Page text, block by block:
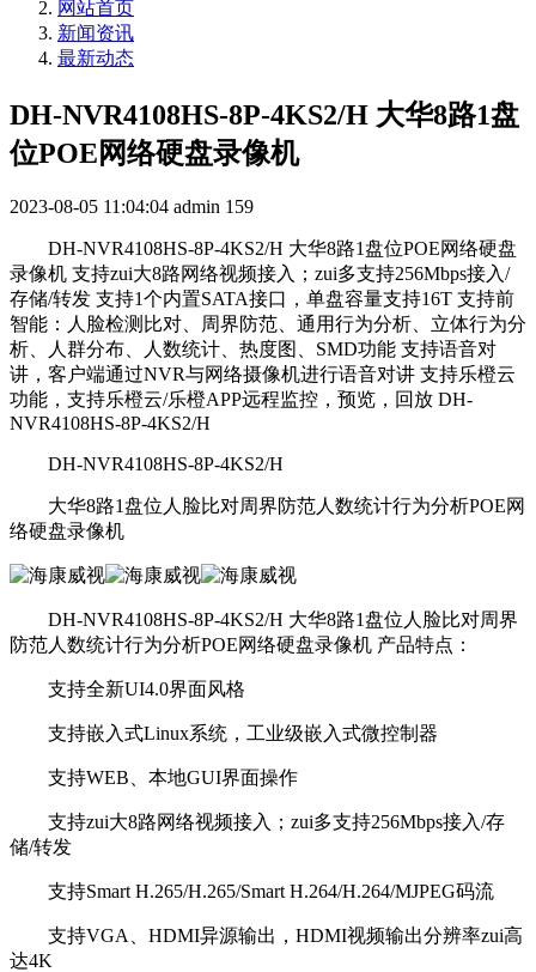
网站首页
新闻资讯
最新动态
DH-NVR4108HS-8P-4KS2/H 大华8路1盘
位POE网络硬盘录像机
2023-08-05 11:04:04 admin 159
DH-NVR4108HS-8P-4KS2/H 大华8路1盘位POE网络硬盘
录像机 支持zui大8路网络视频接入；zui多支持256Mbps接入/
存储/转发 支持1个内置SATA接口，单盘容量支持16T 支持前
智能：人脸检测比对、周界防范、通用行为分析、立体行为分
析、人群分布、人数统计、热度图、SMD功能 支持语音对
讲，客户端通过NVR与网络摄像机进行语音对讲 支持乐橙云
功能，支持乐橙云/乐橙APP远程监控，预览，回放 DH-
NVR4108HS-8P-4KS2/H
DH-NVR4108HS-8P-4KS2/H
大华8路1盘位人脸比对周界防范人数统计行为分析POE网
络硬盘录像机
DH-NVR4108HS-8P-4KS2/H 大华8路1盘位人脸比对周界
防范人数统计行为分析POE网络硬盘录像机 产品特点：
支持全新UI4.0界面风格
支持嵌入式Linux系统，工业级嵌入式微控制器
支持WEB、本地GUI界面操作
支持zui大8路网络视频接入；zui多支持256Mbps接入/存
储/转发
支持Smart H.265/H.265/Smart H.264/H.264/MJPEG码流
支持VGA、HDMI异源输出，HDMI视频输出分辨率zui高
达4K